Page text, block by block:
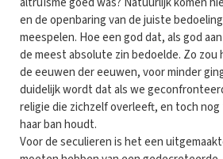
en de openbaring van de juiste
meespelen. Hoe een god dat, als god
de meest absolute zin bedoelde. Zo
de eeuwen der eeuwen, voor minder
duidelijk wordt dat als we
religie die zichzelf overleeft, en toch
haar ban houdt.
Voor de seculieren is het een